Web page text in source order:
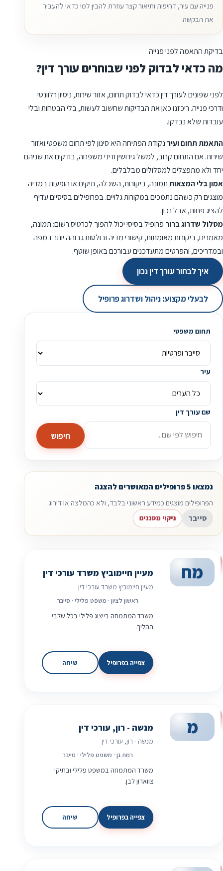
פנייה עם עיר, דחיפות ותיאור קצר עוזרת להבין למי כדאי להעביר
את הבקשה.
בדיקת התאמה לפני פנייה
מה כדאי לבדוק לפני שבוחרים עורך דין?
לפני שפונים לעורך דין כדאי לבדוק תחום, אזור שירות, ניסיון רלוונטי
ודרכי פנייה. ריכזנו כאן את הבדיקות שחשוב לעשות, בלי הבטחות ובלי
עובדות שלא נבדקו.
התאמת תחום ועיר נקודת הפתיחה היא סינון לפי תחום משפטי ואזור
שירות. אם התחום קרוב, למשל גירושין ודיני משפחה, בודקים את שניהם
יחד ולא מתפצלים למסלולים מבלבלים.
אמון בלי המצאותתמונה, ביקורות, השכלה, תיקים או הופעות במדיה
מוצגים רק כשהם נתמכים במקורות גלויים. בפרופילים בסיסיים עדיף
להציג פחות, אבל נכון.
מסלול שדרוג ברור פרופיל בסיסי יכול להפוך לכרטיס רשום: תמונה,
מאמרים, ביקורות מאומתות, קישורי מדיה ובולטות גבוהה יותר במפה
ובמדריכים, והפרטים מתעדכנים עבורכם באופן שוטף.
איך לבחור עורך דין נכון
לבעלי מקצוע: ניהול ושדרוג פרופיל
תחום משפטי
עיר
שם עורך דין
חיפוש
נמצאו 5 פרופילים המאושרים להצגה
הפרופילים מוצגים כמידע ראשוני בלבד, ולא כהמלצה או דירוג.
סייבר
ניקוי מסננים
מח מעיין חיימוביץ משרד עורכי דין
מעיין חיימוביץ משרד עורכי דין
ראשון לציון · משפט פלילי · סייבר
משרד המתמחה בייצוג פלילי בכל שלבי
ההליך.
צפייה בפרופיל שיחה
מ מנשה - רון, עורכי דין
מנשה - רון, עורכי דין
רמת גן · משפט פלילי · סייבר
משרד המתמחה במשפט פלילי ובתיקי
צווארון לבן.
צפייה בפרופיל שיחה